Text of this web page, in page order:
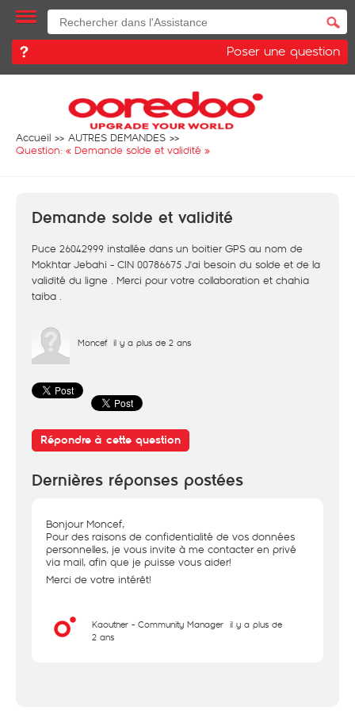
Poser une question
Accueil
AUTRES DEMANDES
Question: « Demande solde et validité »
Demande solde et validité
Puce 26042999 installée dans un boitier GPS au nom de
Mokhtar Jebahi - CIN 00786675 J'ai besoin du solde et de la
validité du ligne . Merci pour votre collaboration et chahia
taiba .
Moncef il y a plus de 2 ans
Répondre à cette question
Dernières réponses postées
Bonjour Moncef,
Pour des raisons de confidentialité de vos données
personnelles, je vous invite à me contacter en privé
via mail, afin que je puisse vous aider!
Merci de votre intérêt!
Kaouther - Community Manager il y a plus de
2 ans